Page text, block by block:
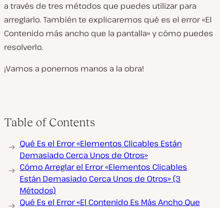
a través de tres métodos que puedes utilizar para
arreglarlo. También te explicaremos qué es el error «El
Contenido más ancho que la pantalla» y cómo puedes
resolverlo.
¡Vamos a ponernos manos a la obra!
Table of Contents
Qué Es el Error «Elementos Clicables Están
Demasiado Cerca Unos de Otros»
Cómo Arreglar el Error «Elementos Clicables
Están Demasiado Cerca Unos de Otros» (3
Métodos)
Qué Es el Error «El Contenido Es Más Ancho Que